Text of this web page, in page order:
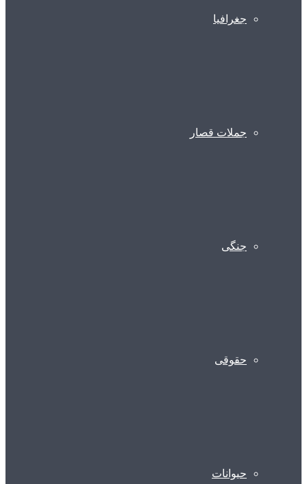
جغرافیا
جملات قصار
جنگی
حقوقی
حیوانات